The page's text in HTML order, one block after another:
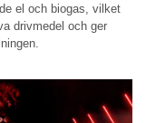
el och biogas, vilket
drivmedel och ger